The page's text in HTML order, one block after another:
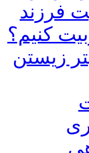
فرزند
کنیم؟
زیستن